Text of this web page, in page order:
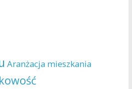
Aranżacja mieszkania